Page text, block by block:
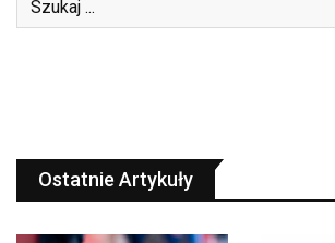
Ostatnie Artykuły